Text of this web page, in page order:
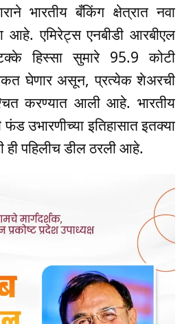
भारतीय बँकिंग क्षेत्रात नवा
आहे. एमिरेट्स एनबीडी आरबीएल
हिस्सा सुमारे 95.9 कोटी
घेणार असून, प्रत्येक शेअरची
करण्यात आली आहे. भारतीय
फंड उभारणीच्या इतिहासात इतक्या
ही पहिलीच डील ठरली आहे.